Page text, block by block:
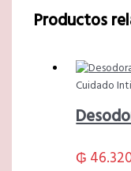
Productos
Cuidado
₲